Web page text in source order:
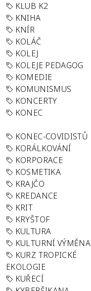
KLUB K2
KNIHA
KNÍR
KOLÁČ
KOLEJ
KOLEJE PEDAGOG
KOMEDIE
KOMUNISMUS
KONCERTY
KONEC
KONEC-COVIDISTŮ
KORÁLKOVÁNÍ
KORPORACE
KOSMETIKA
KRAJČO
KREDANCE
KRIT
KRYŠTOF
KULTURA
KULTURNÍ VÝMĚNA
KURZ TROPICKÉ
EKOLOGIE
KUŘECÍ